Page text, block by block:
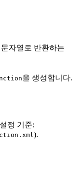
자열로 반환하는
을 생성합니다.
정 기준:
).